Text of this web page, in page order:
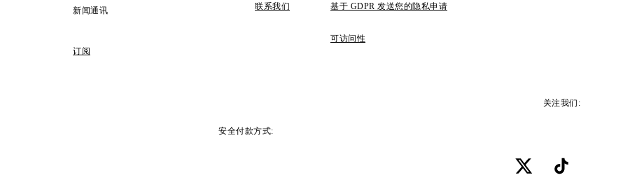
新闻通讯
订阅
联系我们 基于 GDPR 发送您的隐私申请
可访问性
安全付款方式:
关注我们: